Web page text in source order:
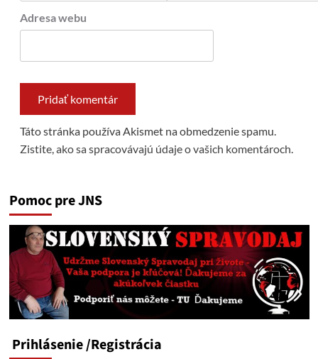
Adresa webu
Táto stránka používa Akismet na obmedzenie spamu.
Zistite, ako sa spracovávajú údaje o vašich komentároch.
Pomoc pre JNS
Prihlásenie/Registrácia